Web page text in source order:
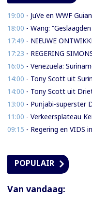
19:00 - JuVe en WWF Guianas
18:00 - Wang: “Geslaagden middelbare
17:49 - NIEUWE ONTWIKKELINGSBANK MOET GUYANESE
17:23 - REGERING SIMONS OPENT
16:05 - Venezuela: Suriname genoemd als
14:00 - Tony Scott uit Suriname werd
14:00 - Tony Scott uit Drietabbetje werd
13:00 - Punjabi-superster Diljit
11:00 - Verkeersplateau Keizerstraat
09:15 - Regering en VIDS in overleg
POPULAIR
Van vandaag: